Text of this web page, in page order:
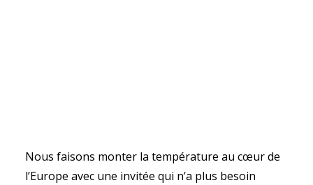
Nous faisons monter la température au cœur de
l’Europe avec une invitée qui n’a plus besoin